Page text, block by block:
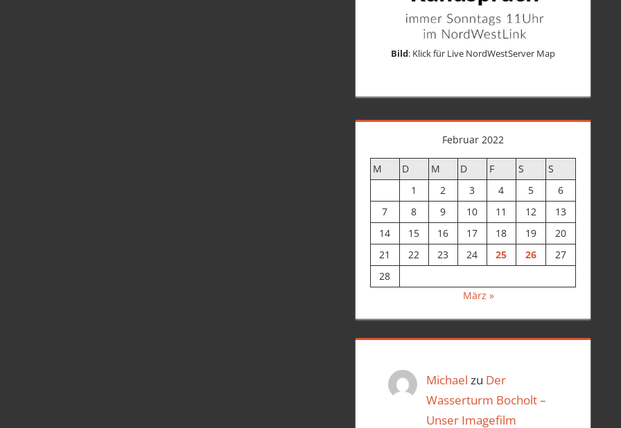
Bild: Klick für Live NordWestServer Map
Februar 2022
M D M D F S
S
1
2 3 4 5
6
7
8 9 10 11 12
13
14
15 16 17 18 19
20
21
22 23 24 25 26
27
28
März »
Michael zu Der
Wasserturm Bocholt –
Unser Imagefilm